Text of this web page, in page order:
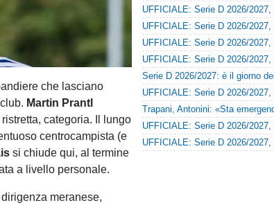
che lasciano
Martin Prantl
categoria. Il lungo
centrocampista (e
si chiude qui, al termine
a livello personale.
meranese,